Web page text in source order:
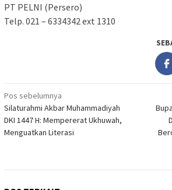
PT PELNI (Persero)
Telp. 021 – 6334342 ext 1310
Navigasi
pos
Pos sebelumnya
Silaturahmi Akbar Muhammadiyah
DKI 1447 H: Mempererat Ukhuwah,
Menguatkan Literasi